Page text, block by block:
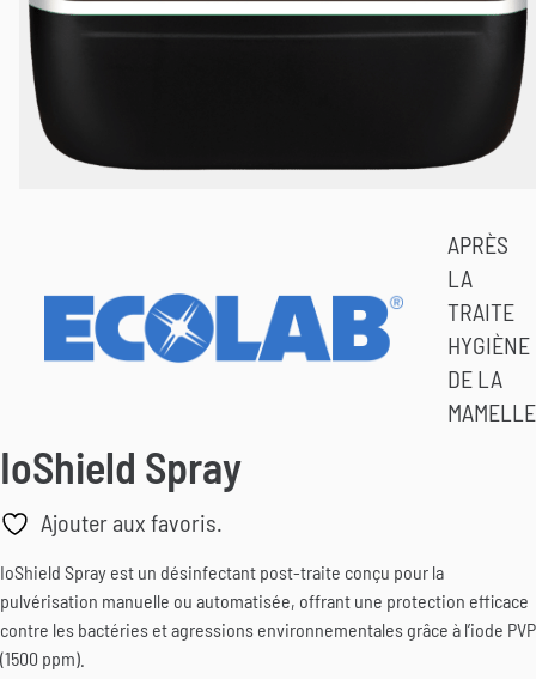
APRÈS
LA
TRAITE
HYGIÈNE
DE LA
MAMELLE
IoShield Spray
Ajouter aux favoris.
IoShield Spray est un désinfectant post-traite conçu pour la
pulvérisation manuelle ou automatisée, offrant une protection efficace
contre les bactéries et agressions environnementales grâce à l’iode PVP
(1500 ppm).